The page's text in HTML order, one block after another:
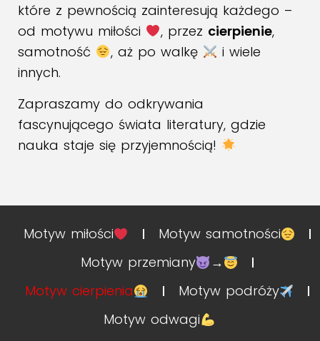
które z pewnością zainteresują każdego –
od motywu miłości
, przez cierpienie,
samotność
, aż po walkę
i wiele
innych.
Zapraszamy do odkrywania
fascynującego świata literatury, gdzie
nauka staje się przyjemnością!
Motyw miłości
Motyw samotności
Motyw przemiany
→
Motyw cierpienia
Motyw podróży
Motyw odwagi